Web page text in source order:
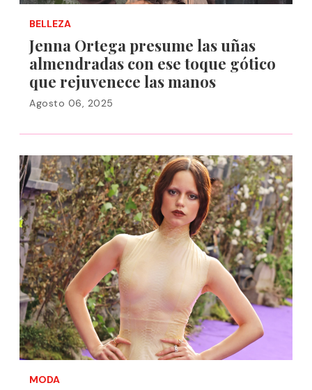
BELLEZA
Jenna Ortega presume las uñas
almendradas con ese toque gótico
que rejuvenece las manos
Agosto 06, 2025
MODA